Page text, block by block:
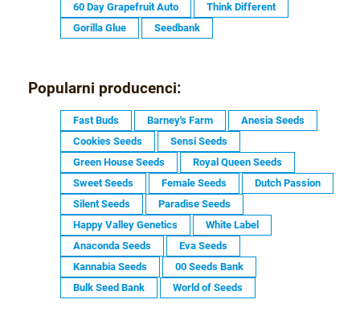
60 Day Grapefruit Auto
Think Different
Gorilla Glue
Seedbank
Popularni producenci:
Fast Buds Barney's Farm
Anesia Seeds
Cookies Seeds
Sensi Seeds
Green House Seeds
Royal Queen Seeds
Sweet Seeds
Female Seeds
Dutch Passion
Silent Seeds
Paradise Seeds
Happy Valley Genetics
White Label
Anaconda Seeds
Eva Seeds
Kannabia Seeds
00 Seeds Bank
Bulk Seed Bank
World of Seeds